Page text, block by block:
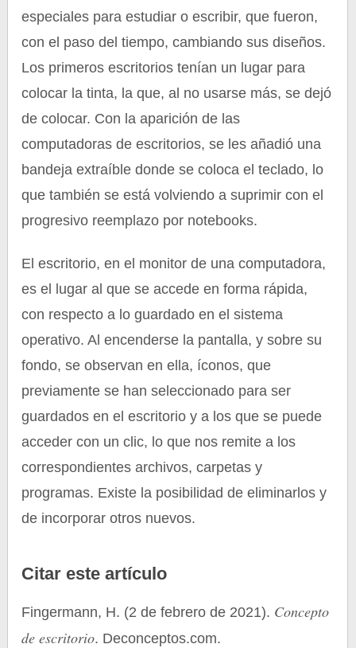
especiales para estudiar o escribir, que fueron,
con el paso del tiempo, cambiando sus diseños.
Los primeros escritorios tenían un lugar para
colocar la tinta, la que, al no usarse más, se dejó
de colocar. Con la aparición de las
computadoras de escritorios, se les añadió una
bandeja extraíble donde se coloca el teclado, lo
que también se está volviendo a suprimir con el
progresivo reemplazo por notebooks.
El escritorio, en el monitor de una computadora,
es el lugar al que se accede en forma rápida,
con respecto a lo guardado en el sistema
operativo. Al encenderse la pantalla, y sobre su
fondo, se observan en ella, íconos, que
previamente se han seleccionado para ser
guardados en el escritorio y a los que se puede
acceder con un clic, lo que nos remite a los
correspondientes archivos, carpetas y
programas. Existe la posibilidad de eliminarlos y
de incorporar otros nuevos.
Citar este artículo
Fingermann, H. (2 de febrero de 2021). Concepto
de escritorio. Deconceptos.com.